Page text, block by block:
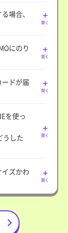
場合、
開く
にのり
開く
ドが届
開く
を使っ
うした
開く
ズかわ
開く